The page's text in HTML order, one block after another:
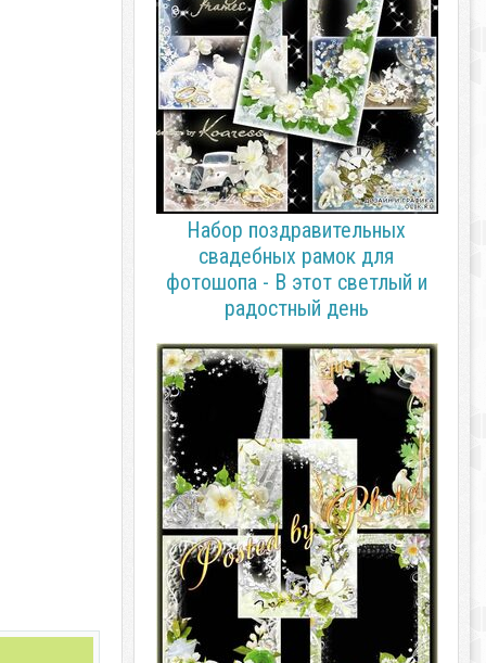
Набор поздравительных
свадебных рамок для
фотошопа - В этот светлый и
радостный день